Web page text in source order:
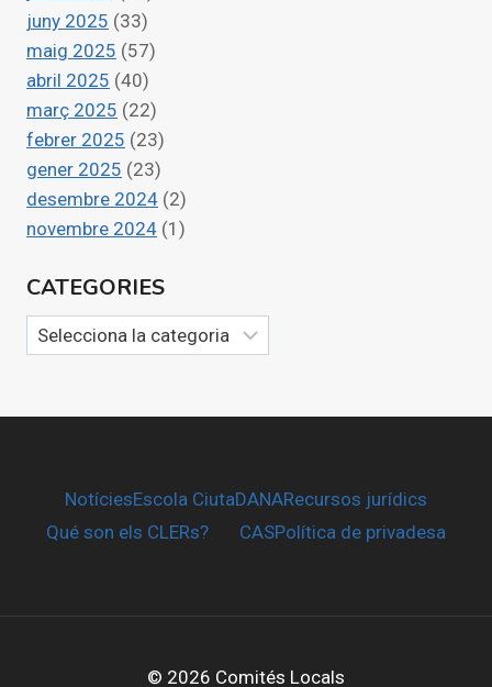
juny 2025 (33)
maig 2025 (57)
abril 2025 (40)
març 2025 (22)
febrer 2025 (23)
gener 2025 (23)
desembre 2024 (2)
novembre 2024 (1)
CATEGORIES
Categories
NotíciesEscola CiutaDANARecursos jurídics
Qué son els CLERs?
CASPolítica de privadesa
© 2026 Comités Locals